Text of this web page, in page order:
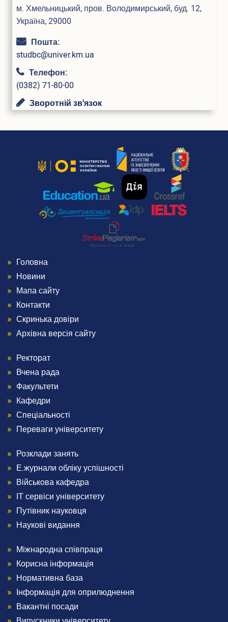
м. Хмельницький, пров. Володимирський, буд. 12,
Україна, 29000
Пошта:
studbc@univer.km.ua
Телефон:
(0382) 71-80-00
Зворотній зв'язок
Menu
Footer
1
Головна
Новини
Мапа сайту
Контакти
Скринька довіри
Архівна версія сайту
Menu
Footer
2
Ректорат
Вчена рада
Факультети
Кафедри
Спеціальності
Переваги університету
Menu
Footer
3
Розклади занять
Е.журнали обліку успішності
Військова кафедра
ІТ сервіси університету
Путівник науковця
Наукові видання
Menu
Footer
4
Міжнародна співпраця
Корисна інформація
Нормативна база
Інформація для оприлюднення
Вакантні посади